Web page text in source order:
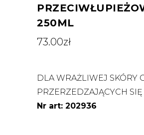
250ML
73.00zł
DLA WRAŻLIWEJ SKÓRY
PRZERZEDZAJĄCYCH
Nr art: 202936